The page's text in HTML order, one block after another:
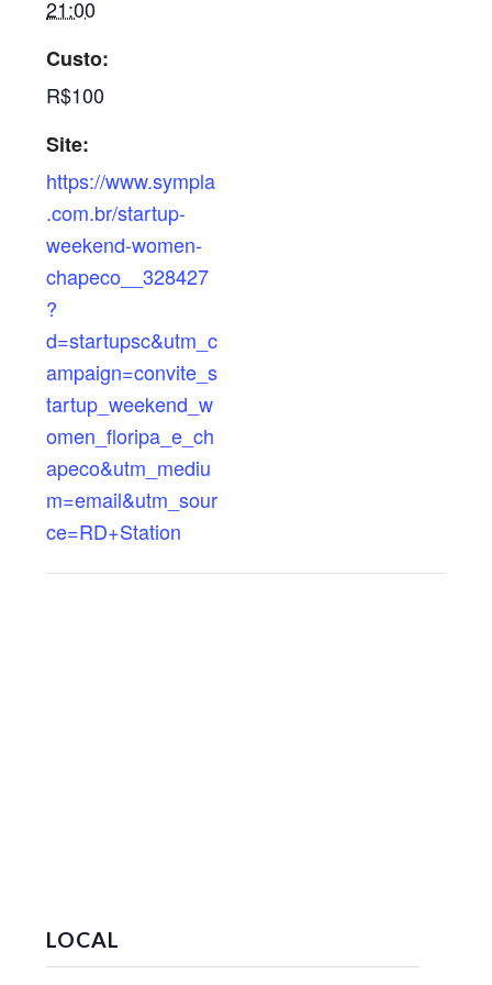
21:00
Custo:
R$100
Site:
https://www.sympla
.com.br/startup-
weekend-women-
chapeco__328427
?
d=startupsc&utm_c
ampaign=convite_s
tartup_weekend_w
omen_floripa_e_ch
apeco&utm_mediu
m=email&utm_sour
ce=RD+Station
LOCAL